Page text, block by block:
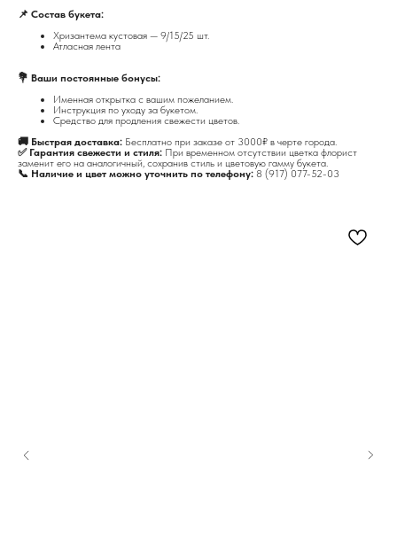
📌 Состав букета:
Хризантема кустовая — 9/15/25 шт.
Атласная лента
💐 Ваши постоянные бонусы:
Именная открытка с вашим пожеланием.
Инструкция по уходу за букетом.
Средство для продления свежести цветов.
🚚 Быстрая доставка: Бесплатно при заказе от 3000₽ в черте города.
✅ Гарантия свежести и стиля: При временном отсутствии цветка флорист
заменит его на аналогичный, сохранив стиль и цветовую гамму букета.
📞 Наличие и цвет можно уточнить по телефону: 8 (917) 077-52-03